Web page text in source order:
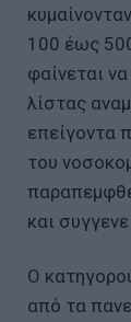
100 έως
φαίνεται
λίστας
επείγοντα
του
και
Ο
από τα